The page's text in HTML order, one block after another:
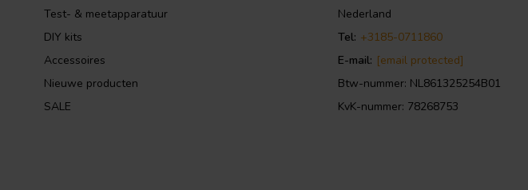
Test- & meetapparatuur
DIY kits
Accessoires
Nieuwe producten
SALE
Nederland
Tel: +3185-0711860
E-mail: [email protected]
Btw-nummer: NL861325254B01
KvK-nummer: 78268753